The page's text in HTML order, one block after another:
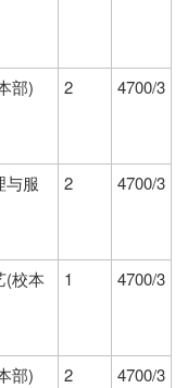
部) 2 4700/3
与服
2 4700/3
(校本
1 4700/3
部) 2 4700/3